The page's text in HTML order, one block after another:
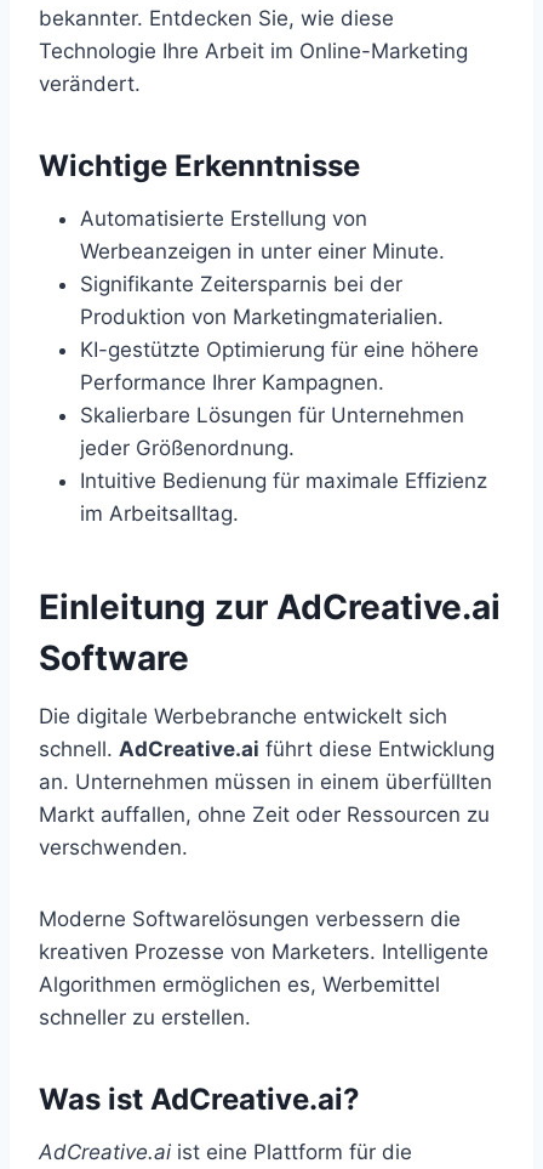
bekannter. Entdecken Sie, wie diese
Technologie Ihre Arbeit im Online-Marketing
verändert.
Wichtige Erkenntnisse
Automatisierte Erstellung von
Werbeanzeigen in unter einer Minute.
Signifikante Zeitersparnis bei der
Produktion von Marketingmaterialien.
KI-gestützte Optimierung für eine höhere
Performance Ihrer Kampagnen.
Skalierbare Lösungen für Unternehmen
jeder Größenordnung.
Intuitive Bedienung für maximale Effizienz
im Arbeitsalltag.
Einleitung zur AdCreative.ai
Software
Die digitale Werbebranche entwickelt sich
schnell. AdCreative.ai führt diese Entwicklung
an. Unternehmen müssen in einem überfüllten
Markt auffallen, ohne Zeit oder Ressourcen zu
verschwenden.
Moderne Softwarelösungen verbessern die
kreativen Prozesse von Marketers. Intelligente
Algorithmen ermöglichen es, Werbemittel
schneller zu erstellen.
Was ist AdCreative.ai?
AdCreative.ai ist eine Plattform für die